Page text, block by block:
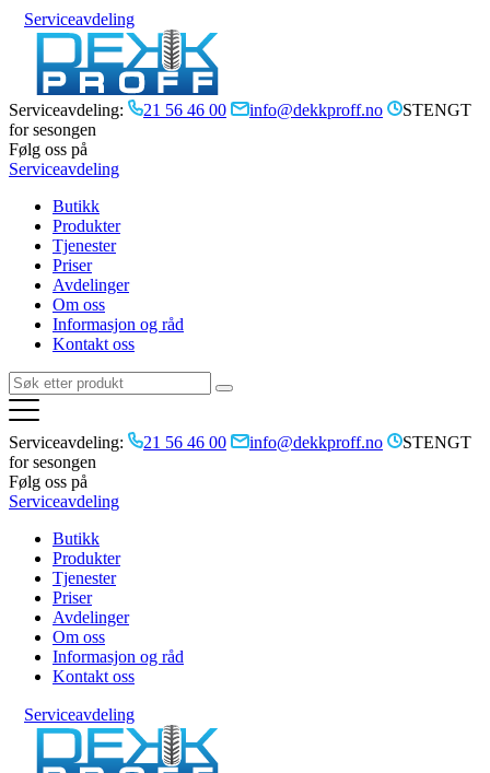
Serviceavdeling
Serviceavdeling: 21 56 46 00 info@dekkproff.no
STENGT
for sesongen
Følg oss på
Serviceavdeling
Butikk
Produkter
Tjenester
Priser
Avdelinger
Om oss
Informasjon og råd
Kontakt oss
Serviceavdeling: 21 56 46 00 info@dekkproff.no
STENGT
for sesongen
Følg oss på
Serviceavdeling
Butikk
Produkter
Tjenester
Priser
Avdelinger
Om oss
Informasjon og råd
Kontakt oss
Serviceavdeling